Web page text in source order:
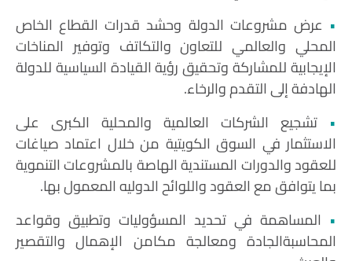
• عرض مشروعات الدولة وحشد قدرات القطاع الخاص
المحلي والعالمي للتعاون والتكاتف وتوفير المناخات
الإيجابية للمشاركة وتحقيق رؤية القيادة السياسية للدولة
الهادفة إلى التقدم والرخاء.
• تشجيع الشركات العالمية والمحلية الكبرى على
الاستثمار في السوق الكويتية من خلال اعتماد صياغات
للعقود والدورات المستندية الهاصة بالمشروعات التنموية
بما يتوافق مع العقود واللوائح الدوليه المعمول بها.
• المساهمة في تحديد المسؤوليات وتطبيق وقواعد
المحاسبةالجادة ومعالجة مكامن الإهمال والتقصير